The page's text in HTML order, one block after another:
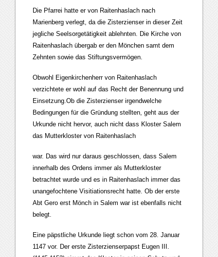
Die Pfarrei hatte er von Raitenhaslach nach
Marienberg verlegt, da die Zisterzienser in dieser Zeit
jegliche Seelsorgetätigkeit ablehnten. Die Kirche von
Raitenhaslach übergab er den Mönchen samt dem
Zehnten sowie das Stiftungsvermögen.
Obwohl Eigenkirchenherr von Raitenhaslach
verzichtete er wohl auf das Recht der Benennung und
Einsetzung.Ob die Zisterzienser irgendwelche
Bedingungen für die Gründung stellten, geht aus der
Urkunde nicht hervor, auch nicht dass Kloster Salem
das Mutterkloster von Raitenhaslach
war. Das wird nur daraus geschlossen, dass Salem
innerhalb des Ordens immer als Mutterkloster
betrachtet wurde und es in Raitenhaslach immer das
unangefochtene Visitiationsrecht hatte. Ob der erste
Abt Gero erst Mönch in Salem war ist ebenfalls nicht
belegt.
Eine päpstliche Urkunde liegt schon vom 28. Januar
1147 vor. Der erste Zisterzienserpapst Eugen III.